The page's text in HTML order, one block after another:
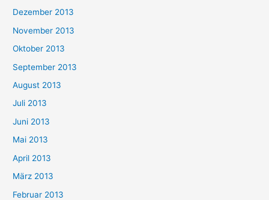
Dezember 2013
November 2013
Oktober 2013
September 2013
August 2013
Juli 2013
Juni 2013
Mai 2013
April 2013
März 2013
Februar 2013